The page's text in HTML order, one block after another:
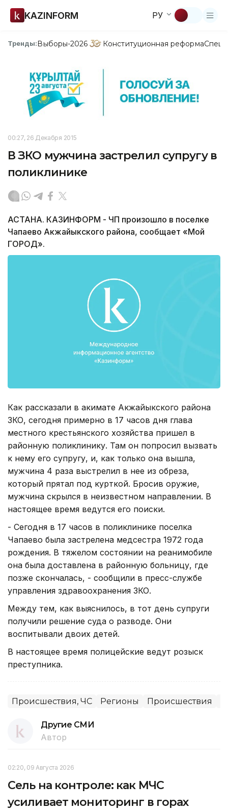
KAZINFORM РУ
Тренды:Выборы-2026 Конституционная реформа
00:27, 26 Декабря 2015
В ЗКО мужчина застрелил супругу в
поликлинике
АСТАНА. КАЗИНФОРМ - ЧП произошло в поселке
Чапаево Акжайыкского района, сообщает «Мой
ГОРОД».
Как рассказали в акимате Акжайыкского района
ЗКО, сегодня примерно в 17 часов дня глава
местного крестьянского хозяйства пришел в
районную поликлинику. Там он попросил вызвать
к нему его супругу, и, как только она вышла,
мужчина 4 раза выстрелил в нее из обреза,
который прятал под курткой. Бросив оружие,
мужчина скрылся в неизвестном направлении. В
настоящее время ведутся его поиски.
- Сегодня в 17 часов в поликлинике поселка
Чапаево была застрелена медсестра 1972 года
рождения. В тяжелом состоянии на реанимобиле
она была доставлена в районную больницу, где
позже скончалась, - сообщили в пресс-службе
управления здравоохранения ЗКО.
Между тем, как выяснилось, в тот день супруги
получили решение суда о разводе. Они
воспитывали двоих детей.
В настоящее время полицейские ведут розыск
преступника.
Происшествия, ЧС Регионы Происшествия
Другие СМИ
Автор
02:20, 09 Августа 2026
Сель на контроле: как МЧС
усиливает мониторинг в горах